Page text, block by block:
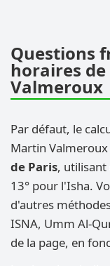
Questions
horaires
Valmeroux
Par défaut, le
Martin
de Paris, utilisant
13° pour l'Isha.
d'autres
ISNA, Umm Al-
de la page, en